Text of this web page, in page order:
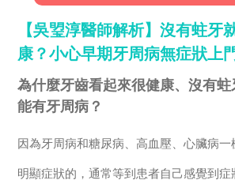
【吳琞淳醫師解析】沒有蛀牙
康？小心早期牙周病無症狀上
為什麼牙齒看起來很健康、沒有
能有牙周病？
因為牙周病和糖尿病、高血壓、心臟病
明顯症狀的，通常等到患者自己感覺到